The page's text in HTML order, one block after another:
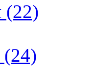
(22)